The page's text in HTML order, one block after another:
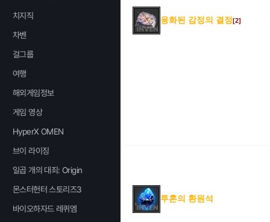
치지직
차벤
걸그룹
여행
해외게임정보
게임 영상
HyperX OMEN
브이 라이징
일곱 개의 대죄: Origin
몬스터헌터 스토리즈3
바이오하자드 레퀴엠
융화된 감정의 결정[2]
투혼의 환원석